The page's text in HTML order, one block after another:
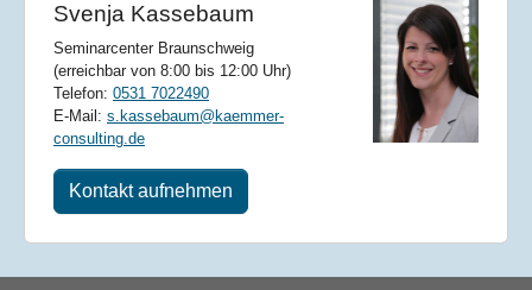
Svenja Kassebaum
Seminarcenter Braunschweig
(erreichbar von 8:00 bis 12:00 Uhr)
Telefon: 0531 7022490
E-Mail: s.kassebaum@kaemmer-
consulting.de
Kontakt aufnehmen